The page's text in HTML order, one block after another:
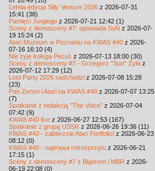
Letnia edycja Silly Venture 2026 z 2026-07-31
15:41 (38)
Pamięci Jurgiego z 2026-07-21 12:42 (1)
Sceny z demosceny #7: opowiada SuN z 2026-07-
19 15:24 (2)
Atari Muzeum w Poznaniu na KWAS #40 z 2026-
07-16 16:10 (4)
Nie żyje kolega Pecuś z 2026-07-13 18:00 (30)
Sceny z demosceny #7 - Grzegorz "Sun" Żyła z
2026-07-12 17:29 (12)
Lost Party 2026 nadchodzi z 2026-07-08 15:28
(23)
Pan Zenon i Atari na KWAS #40 z 2026-07-07 13:25
(7)
Spotkanie z redakcją "The Voice" z 2026-07-04
07:42 (9)
KWAS #40 live z 2026-06-27 12:53 (167)
Spotkanie z grupą USSR z 2026-06-26 19:36 (11)
KWAS #40 - zabierzcie Atari Portfolio! z 2026-06-23
08:12 (0)
KWAS #40 - naprawa retrosprzętu z 2026-06-21
17:15 (1)
Sceny z demosceny #7 z Bigerem i MBR z 2026-
06-19 22:08 (0)